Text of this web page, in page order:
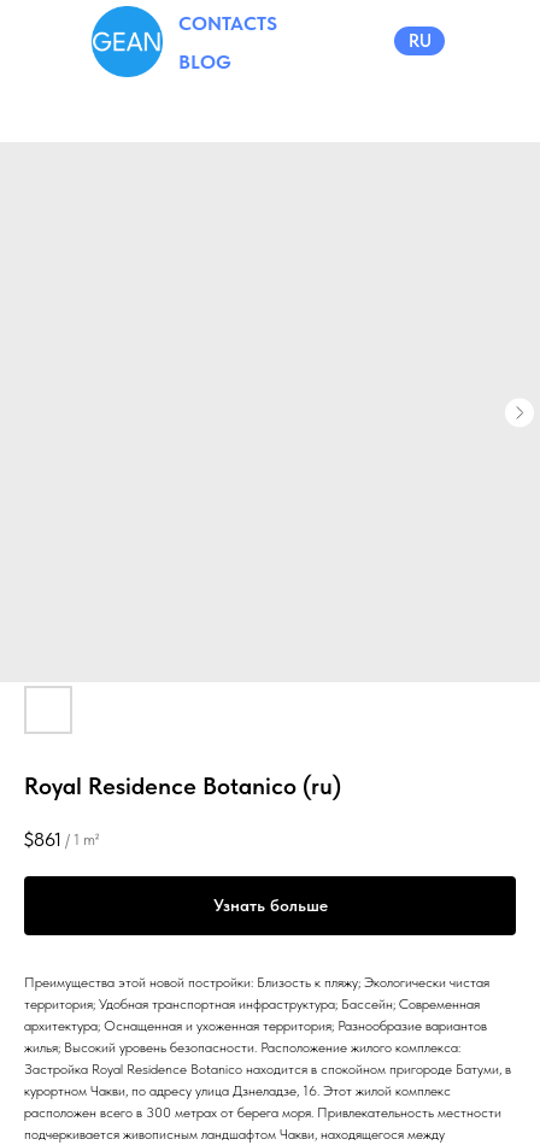
CONTACTS
BLOG
RU
Royal Residence Botanico (ru)
$861 / 1 m²
Узнать больше
Преимущества этой новой постройки: Близость к пляжу; Экологически чистая
территория; Удобная транспортная инфраструктура; Бассейн; Современная
архитектура; Оснащенная и ухоженная территория; Разнообразие вариантов
жилья; Высокий уровень безопасности. Расположение жилого комплекса:
Застройка Royal Residence Botanico находится в спокойном пригороде Батуми, в
курортном Чакви, по адресу улица Дзнеладзе, 16. Этот жилой комплекс
расположен всего в 300 метрах от берега моря. Привлекательность местности
подчеркивается живописным ландшафтом Чакви, находящегося между